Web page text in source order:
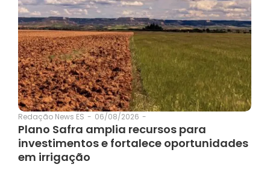
Redação News ES - 06/08/2026 -
Plano Safra amplia recursos para
investimentos e fortalece oportunidades
em irrigação